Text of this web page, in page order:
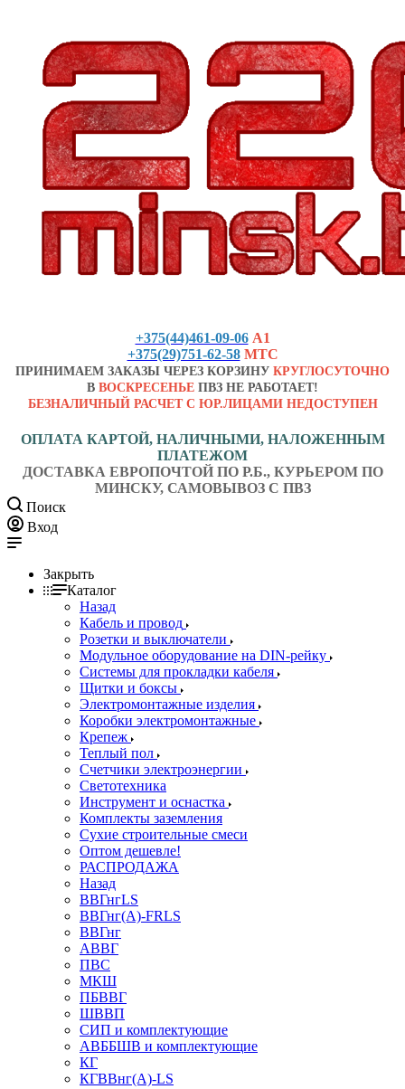
+375(44)461-09-06 А1
+375(29)751-62-58 МТС
ПРИНИМАЕМ ЗАКАЗЫ ЧЕРЕЗ КОРЗИНУ КРУГЛОСУТОЧНО
В ВОСКРЕСЕНЬЕ ПВЗ НЕ РАБОТАЕТ!
БЕЗНАЛИЧНЫЙ РАСЧЕТ С ЮР.ЛИЦАМИ НЕДОСТУПЕН
ОПЛАТА КАРТОЙ, НАЛИЧНЫМИ, НАЛОЖЕННЫМ
ПЛАТЕЖОМ
ДОСТАВКА ЕВРОПОЧТОЙ ПО Р.Б., КУРЬЕРОМ ПО
МИНСКУ, САМОВЫВОЗ С ПВЗ
Поиск
Вход
Закрыть
Каталог
Назад
Кабель и провод
Розетки и выключатели
Модульное оборудование на DIN-рейку
Системы для прокладки кабеля
Щитки и боксы
Электромонтажные изделия
Коробки электромонтажные
Крепеж
Теплый пол
Счетчики электроэнергии
Светотехника
Инструмент и оснастка
Комплекты заземления
Сухие строительные смеси
Оптом дешевле!
РАСПРОДАЖА
Назад
ВВГнгLS
ВВГнг(А)-FRLS
ВВГнг
АВВГ
ПВС
МКШ
ПБВВГ
ШВВП
СИП и комплектующие
АВББШВ и комплектующие
КГ
КГВВнг(А)-LS